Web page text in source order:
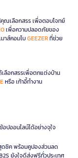
ณเลือกสรร เพื่อตอบโจทย์
เพื่อความปลอดภัยของ
าส์คอมโบGEEZERที่ช่วย
ลือกสรรเพื่อตกแต่งบ้าน
หรือ เก้าอี้ทำงาน
ปออนไลน์ได้อย่างจุใจ
ดชิค พร้อมคูปองส่วนลด
ยังใจดีส่งฟรีทั่วประเทศ